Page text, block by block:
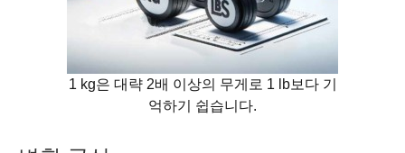
1 kg은 대략 2배 이상의 무게로 1 lb보다 기
억하기 쉽습니다.